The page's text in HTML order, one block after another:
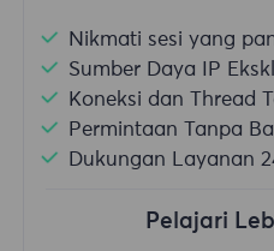
Nikmati sesi yang
Sumber Daya IP
Koneksi dan Thread
Permintaan Tanpa
Dukungan Layanan
Pelajari